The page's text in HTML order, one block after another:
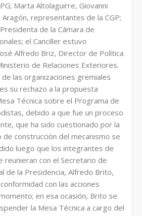
Marta Altolaguirre, Giovanni
representantes de la CGP;
de la Cámara de
el Canciller estuvo
Alfredo Briz, Director de Política
de Relaciones Exteriores.
las organizaciones gremiales
su rechazo a la propuesta
Técnica sobre el Programa de
debido a que fue un proceso
que ha sido cuestionado por la
de construcción del mecanismo se
luego que los integrantes de
reunieran con el Secretario de
de la Presidencia, Alfredo Brito,
con las acciones
en esa ocasión, Brito se
la Mesa Técnica a cargo del